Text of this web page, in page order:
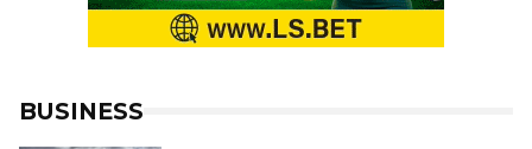
BUSINESS